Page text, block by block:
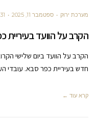
מערכת ירוק ספטמבר 11, 2025
הקרב על הוועד בעיריית
חדש בעיריית כפר סבא. עובדי
קרא עוד ←